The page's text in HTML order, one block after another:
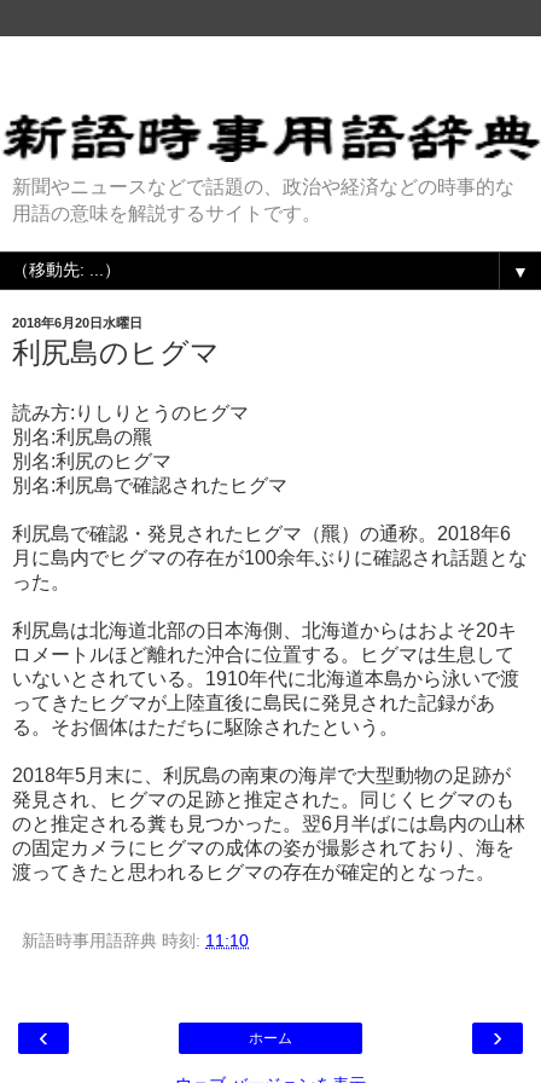
新聞やニュースなどで話題の、政治や経済などの時事的な
用語の意味を解説するサイトです。
▼
2018年6月20日水曜日
利尻島のヒグマ
読み方:りしりとうのヒグマ
別名:利尻島の羆
別名:利尻のヒグマ
別名:利尻島で確認されたヒグマ
利尻島で確認・発見されたヒグマ（羆）の通称。2018年6
月に島内でヒグマの存在が100余年ぶりに確認され話題とな
った。
利尻島は北海道北部の日本海側、北海道からはおよそ20キ
ロメートルほど離れた沖合に位置する。ヒグマは生息して
いないとされている。1910年代に北海道本島から泳いで渡
ってきたヒグマが上陸直後に島民に発見された記録があ
る。そお個体はただちに駆除されたという。
2018年5月末に、利尻島の南東の海岸で大型動物の足跡が
発見され、ヒグマの足跡と推定された。同じくヒグマのも
のと推定される糞も見つかった。翌6月半ばには島内の山林
の固定カメラにヒグマの成体の姿が撮影されており、海を
渡ってきたと思われるヒグマの存在が確定的となった。
新語時事用語辞典 時刻: 11:10
‹ ›
ホーム